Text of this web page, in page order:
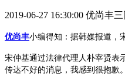
2019-06-27 16:30:00 优尚丰
优尚丰小编得知： 据韩媒报道，
宋仲基通过法律代理人朴宰贤表
传达不好的消息，我感到很抱歉